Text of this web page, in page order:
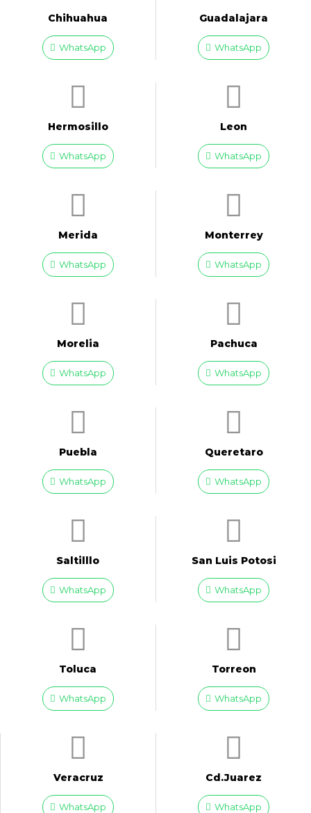
Chihuahua
WhatsApp
Guadalajara
WhatsApp
Hermosillo
WhatsApp
Leon
WhatsApp
Merida
WhatsApp
Monterrey
WhatsApp
Morelia
WhatsApp
Pachuca
WhatsApp
Puebla
WhatsApp
Queretaro
WhatsApp
Saltilllo
WhatsApp
San Luis Potosi
WhatsApp
Toluca
WhatsApp
Torreon
WhatsApp
Veracruz
WhatsApp
Cd.Juarez
WhatsApp